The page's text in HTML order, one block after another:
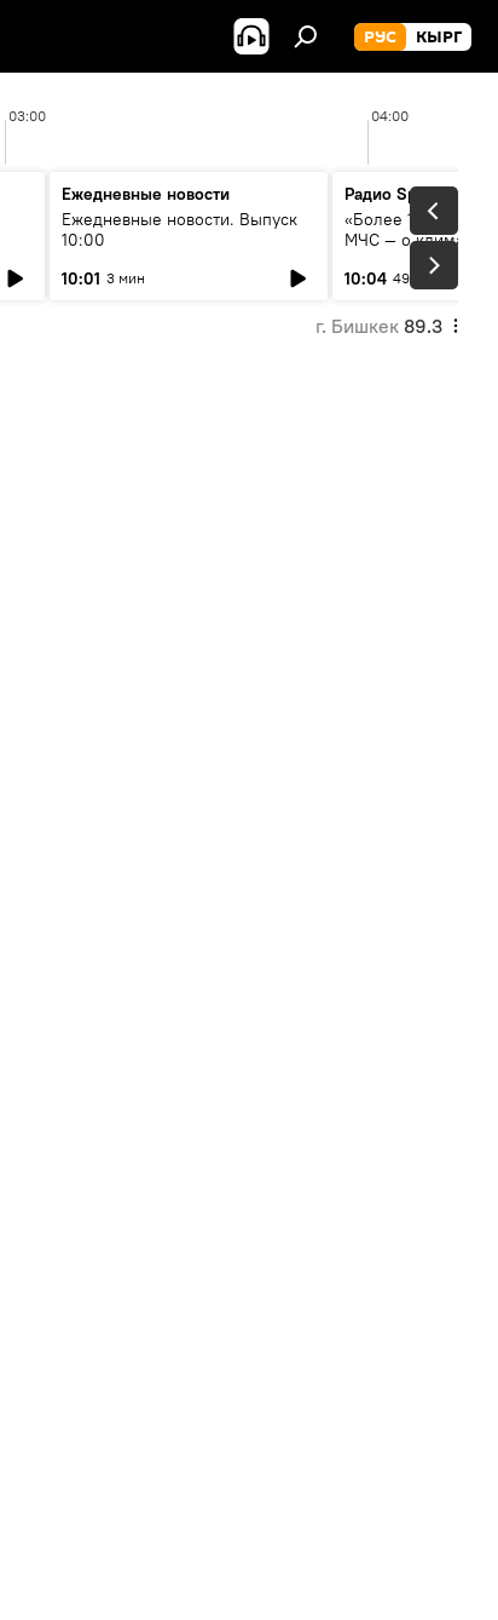
РУС КЫРГ
03:00 04:00
Ежедневные новости
Ежедневные новости. Выпуск
10:00
10:01 3 мин
Радио Sputnik
«Более 1200 сёл в
МЧС — о климате,
системе
населения
10:04 49 мин
г. Бишкек 89.3